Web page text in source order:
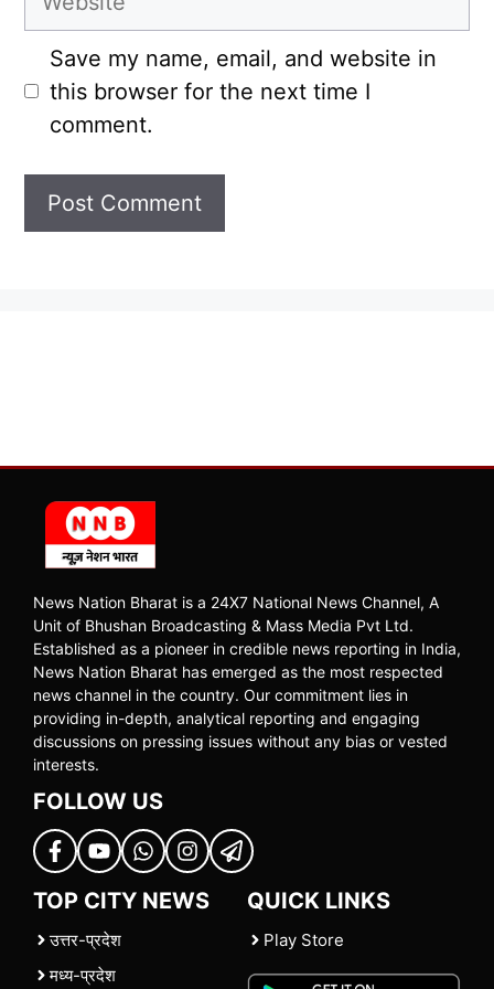
Save my name, email, and website in
this browser for the next time I
comment.
News Nation Bharat is a 24X7 National News Channel, A
Unit of Bhushan Broadcasting & Mass Media Pvt Ltd.
Established as a pioneer in credible news reporting in India,
News Nation Bharat has emerged as the most respected
news channel in the country. Our commitment lies in
providing in-depth, analytical reporting and engaging
discussions on pressing issues without any bias or vested
interests.
FOLLOW US
TOP CITY NEWS
उत्तर-प्रदेश
मध्य-प्रदेश
QUICK LINKS
Play Store